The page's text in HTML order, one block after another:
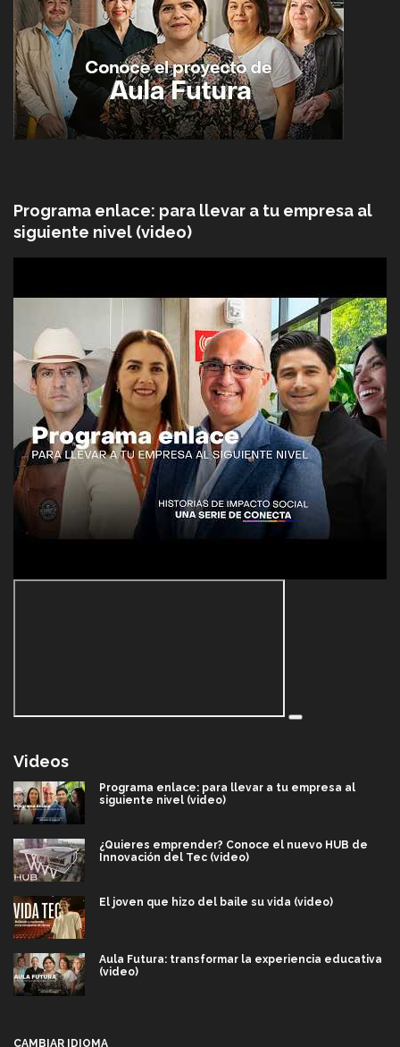
Programa enlace: para llevar a tu empresa al
siguiente nivel (video)
Videos
Programa enlace: para llevar a tu empresa al
siguiente nivel (video)
¿Quieres emprender? Conoce el nuevo HUB de
Innovación del Tec (video)
El joven que hizo del baile su vida (video)
Aula Futura: transformar la experiencia educativa
(video)
CAMBIAR IDIOMA